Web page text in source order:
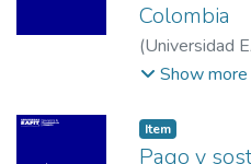
Colombia
(Universidad
Gómez,
Show more
Item
Pago y